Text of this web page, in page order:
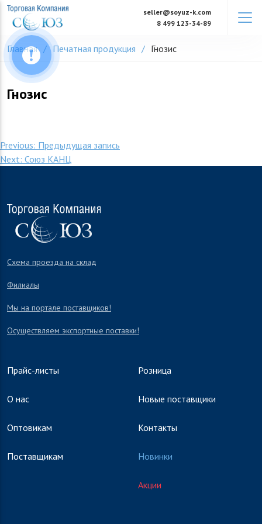
Skip
content
seller@soyuz-k.com
8 499 123-34-89
Главная Печатная продукция Гнозис
Гнозис
Навигация
по
Previous: Предыдущая запись
Next: Союз КАНЦ
Схема проезда на склад
Филиалы
Мы на портале поставщиков!
Осуществляем экспортные поставки!
Прайс-листы
О нас
Оптовикам
Поставщикам
Розница
Новые поставщики
Контакты
Новинки
Акции